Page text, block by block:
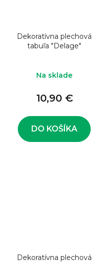
Dekoratívna plechová
tabuľa "Delage"
Na sklade
10,90 €
DO KOŠÍKA
Dekoratívna plechová